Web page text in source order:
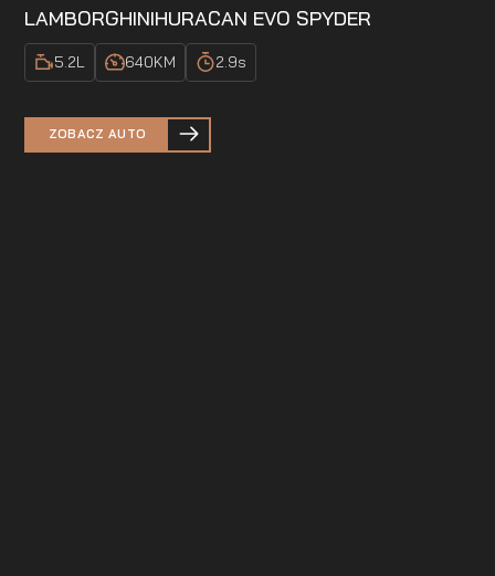
LAMBORGHINIHURACAN EVO SPYDER
5.2L 640KM 2.9s
ZOBACZ AUTO